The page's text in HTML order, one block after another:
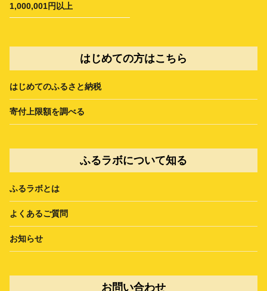
1,000,001円以上
はじめての方はこちら
はじめてのふるさと納税
寄付上限額を調べる
ふるラボについて知る
ふるラボとは
よくあるご質問
お知らせ
お問い合わせ